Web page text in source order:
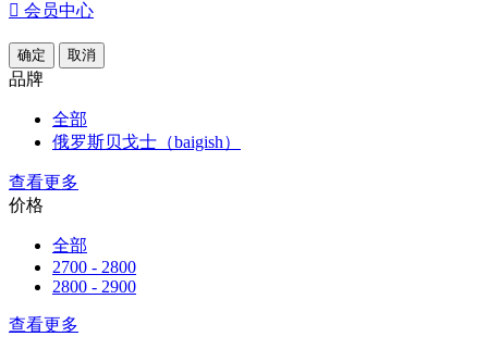
󰀅 会员中心
确定 取消
品牌
全部
俄罗斯贝戈士（baigish）
查看更多
价格
全部
2700 - 2800
2800 - 2900
查看更多